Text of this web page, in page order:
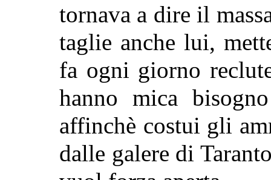
tornava a dire il
taglie anche lui,
fa ogni giorno
hanno mica
affinchè costui gli
dalle galere di